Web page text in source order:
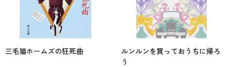
三毛猫ホームズの狂死曲
ルンルンを買っておうちに帰ろ
う